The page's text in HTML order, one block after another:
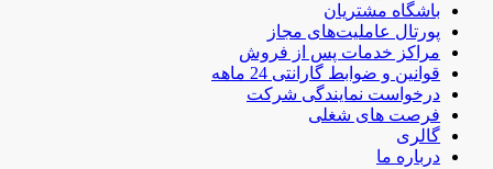
باشگاه مشتریان
پورتال عاملیت‌های مجاز
مراکز خدمات پس از فروش
قوانین و ضوابط گارانتی 24 ماهه
درخواست نمایندگی شرکت
فرصت های شغلی
گالری
درباره ما